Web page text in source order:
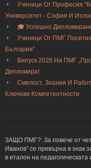
Ученици От Професия
Университет - София И
🎓 Успешно
Ученици От ПМГ
България“
Випуск 2026 На ПМГ
Дипломира!
Смелост, Знания И
Ключови Компетентности
ЗАЩО ПМГ?: За повече от
Иванов” се превърна в знак
в еталон на